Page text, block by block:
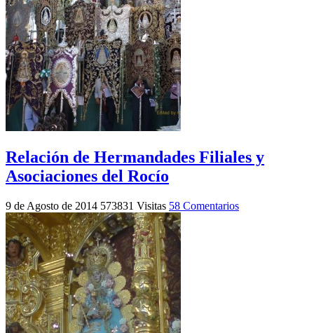
Relación de Hermandades Filiales y
Asociaciones del Rocío
9 de Agosto de 2014 573831 Visitas 58 Comentarios